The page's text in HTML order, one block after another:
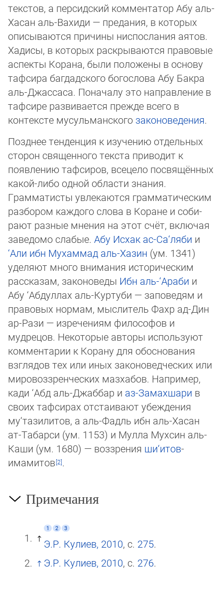
текстов, а пер­сид­ский комментатор Абу аль-
Хасан аль-Вахиди — предания, в которых
описываются причины ниспослания аятов.
Ха­ди­сы, в ко­то­рых раскрываются правовые
аспекты Корана, были положены в основу
тафсира багдадского богослова Абу Бак­ра
аль-Джас­саса. Поначалу это направление в
тафсире развивается прежде всего в
контексте мусульманского зако­но­ве­де­ния.
Позднее тенденция к изучению отдельных
сторон священного текста приводит к
появлению тафсиров, всецело пос­вя­щён­ных
какой-либо одной области знания.
Грамматисты увлекаются грамматическим
разбором каждого слова в Коране и со­би­
рают разные мнения на этот счёт, включая
заведомо слабые. Абу Исхак ас-Са‘ляби и
‘Али ибн Мухаммад аль-Хазин (ум. 1341)
уделяют много внимания историческим
рассказам, законоведы Ибн аль-‘Араби и
Абу ‘Абдуллах аль-Куртуби — за­по­ве­дям и
правовых нормам, мыслитель Фахр ад-Дин
ар-Рази — изречениям философов и
мудрецов. Некоторые авторы ис­поль­зу­ют
комментарии к Корану для обоснования
взглядов тех или иных законоведческих или
мировоззренческих маз­ха­бов. Например,
кади ‘Абд аль-Джаббар и аз-Замахшари в
своих тафсирах отстаивают убеждения
му‘тазилитов, а аль-Фадль ибн аль-Хасан
ат-Табарси (ум. 1153) и Мулла Мухсин аль-
Каши (ум. 1680) — воззрения ши‘итов-
имамитов
.
Примечания
1 2 3
Э.Р. Кулиев, 2010, с. 275.
Э.Р. Кулиев, 2010, с. 276.